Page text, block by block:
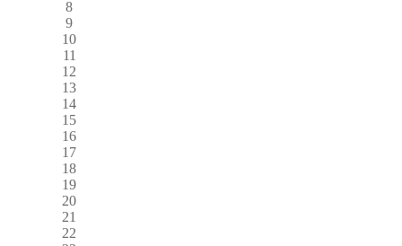
8
9
10
11
12
13
14
15
16
17
18
19
20
21
22